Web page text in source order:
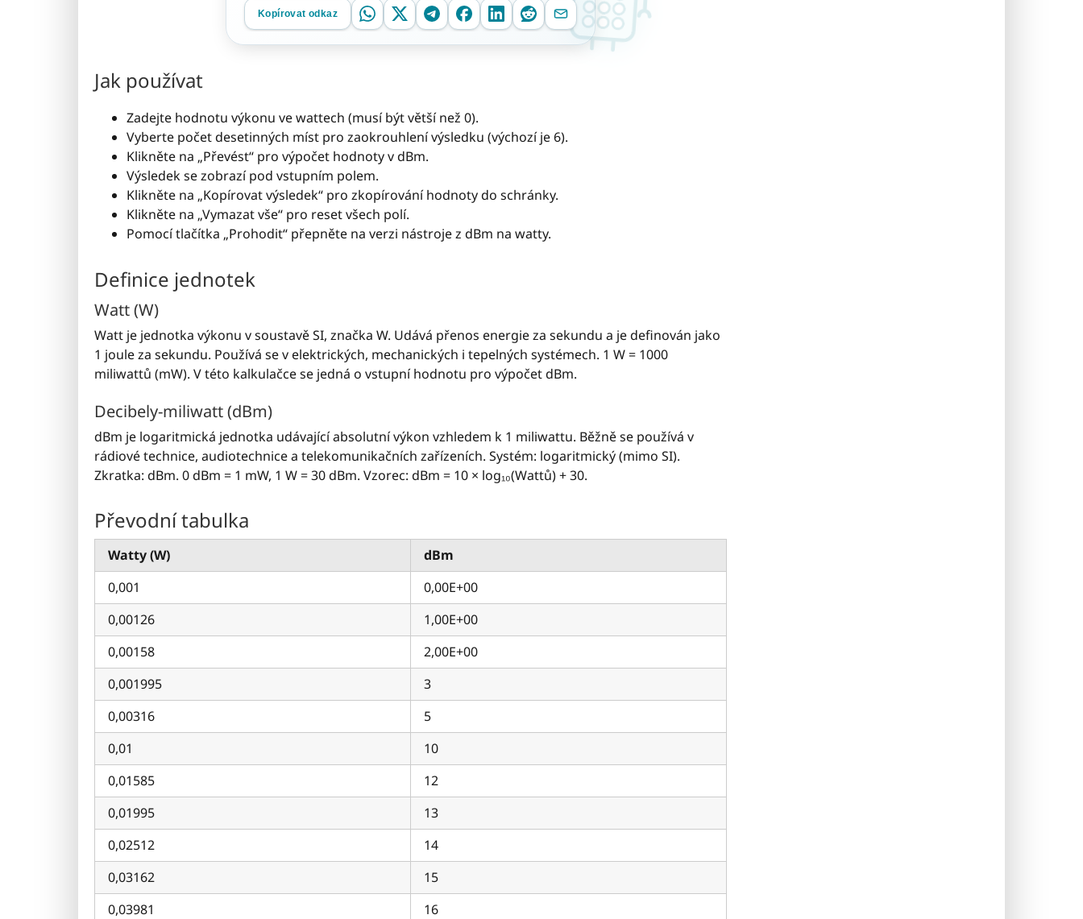
Kopírovat odkaz
Jak používat
Zadejte hodnotu výkonu ve wattech (musí být větší než 0).
Vyberte počet desetinných míst pro zaokrouhlení výsledku (výchozí je 6).
Klikněte na „Převést“ pro výpočet hodnoty v dBm.
Výsledek se zobrazí pod vstupním polem.
Klikněte na „Kopírovat výsledek“ pro zkopírování hodnoty do schránky.
Klikněte na „Vymazat vše“ pro reset všech polí.
Pomocí tlačítka „Prohodit“ přepněte na verzi nástroje z dBm na watty.
Definice jednotek
Watt (W)
Watt je jednotka výkonu v soustavě SI, značka W. Udává přenos energie za sekundu a je definován jako
1 joule za sekundu. Používá se v elektrických, mechanických i tepelných systémech. 1 W = 1000
miliwattů (mW). V této kalkulačce se jedná o vstupní hodnotu pro výpočet dBm.
Decibely-miliwatt (dBm)
dBm je logaritmická jednotka udávající absolutní výkon vzhledem k 1 miliwattu. Běžně se používá v
rádiové technice, audiotechnice a telekomunikačních zařízeních. Systém: logaritmický (mimo SI).
Zkratka: dBm. 0 dBm = 1 mW, 1 W = 30 dBm. Vzorec: dBm = 10 × log₁₀(Wattů) + 30.
Převodní tabulka
Watty (W)
dBm
0,001
0,00E+00
0,00126
1,00E+00
0,00158
2,00E+00
0,001995
3
0,00316
5
0,01
10
0,01585
12
0,01995
13
0,02512
14
0,03162
15
0,03981
16